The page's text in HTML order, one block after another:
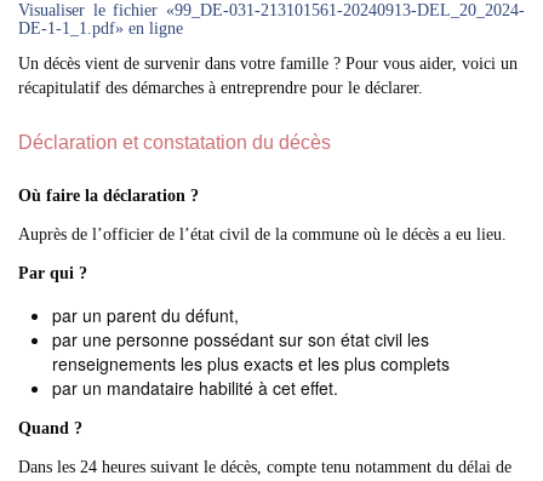
Visualiser le fichier «99_DE-031-213101561-20240913-DEL_20_2024-
DE-1-1_1.pdf» en ligne
Un décès vient de survenir dans votre famille ? Pour vous aider, voici un
récapitulatif des démarches à entreprendre pour le déclarer.
Déclaration et constatation du décès
Où faire la déclaration ?
Auprès de l’officier de l’état civil de la commune où le décès a eu lieu.
Par qui ?
par un parent du défunt,
par une personne possédant sur son état civil les
renseignements les plus exacts et les plus complets
par un mandataire habilité à cet effet.
Quand ?
Dans les 24 heures suivant le décès, compte tenu notamment du délai de